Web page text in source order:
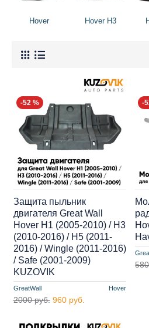
Hover Hover H3
-52 %
GreatWall Hover
Защита пыльник
двигателя Great Wall
Hover H1 (2005-2010) / H3
(2010-2016) / H5 (2011-
2016) / Wingle (2011-2016)
/ Safe (2001-2009)
KUZOVIK
2000 руб. 960 руб.
-